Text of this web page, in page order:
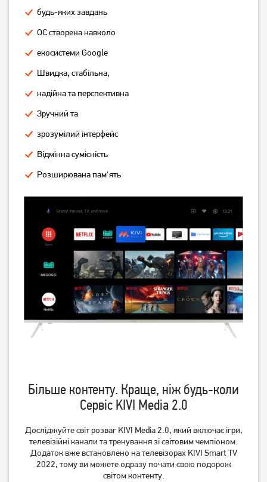
будь-яких завдань
ОС створена навколо
екосистеми Google
Швидка, стабільна,
надійна та перспективна
Зручний та
зрозумілий інтерфейс
Відмінна сумісність
Розширювана пам'ять
Більше контенту. Краще, ніж будь-коли
Сервіс KIVI Media 2.0
Досліджуйте світ розваг KIVI Media 2.0, який включає ігри,
телевізійні канали та тренування зі світовим чемпіоном.
Додаток вже встановлено на телевізорах KIVI Smart TV
2022, тому ви можете одразу почати свою подорож
світом контенту.